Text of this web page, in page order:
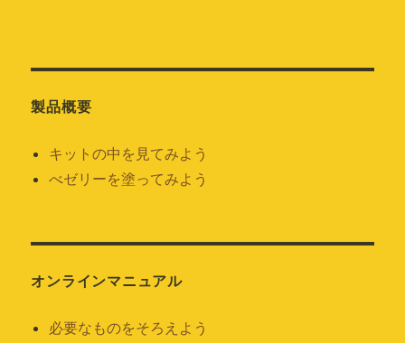
製品概要
キットの中を見てみよう
べゼリーを塗ってみよう
オンラインマニュアル
必要なものをそろえよう